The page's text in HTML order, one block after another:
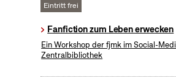
Eintritt frei
Fanfiction zum Leben erwecken
Ein Workshop der fjmk im Social-
Zentralbibliothek